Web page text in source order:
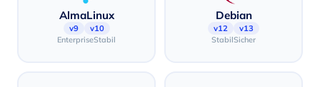
AlmaLinux
v9
v10
EnterpriseStabil
Debian
v12
v13
StabilSicher